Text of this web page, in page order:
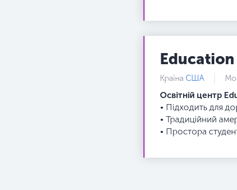
Країна США
Освітній центр
• Підходить для
• Традиційний
• Простора